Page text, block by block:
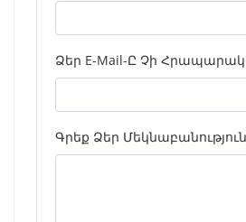
Ձեր E-Mail-Ը Չի
Գրեք Ձեր